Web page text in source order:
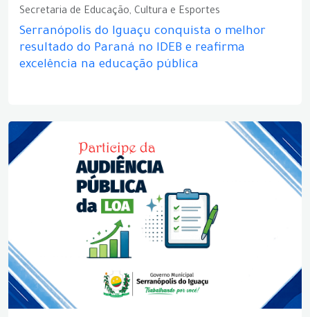
Secretaria de Educação, Cultura e Esportes
Serranópolis do Iguaçu conquista o melhor
resultado do Paraná no IDEB e reafirma
excelência na educação pública